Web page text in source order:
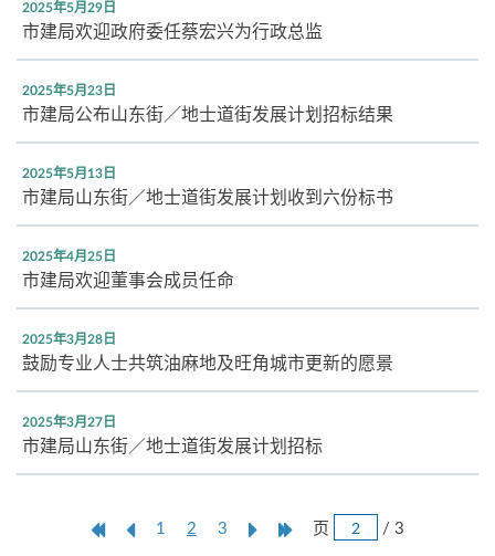
2025年5月29日
市建局欢迎政府委任蔡宏兴为行政总监
2025年5月23日
市建局公布山东街／地士道街发展计划招标结果
2025年5月13日
市建局山东街／地士道街发展计划收到六份标书
2025年4月25日
市建局欢迎董事会成员任命
2025年3月28日
鼓励专业人士共筑油麻地及旺角城市更新的愿景
2025年3月27日
市建局山东街／地士道街发展计划招标
第
上
1 2 3
NextLast页 / 3